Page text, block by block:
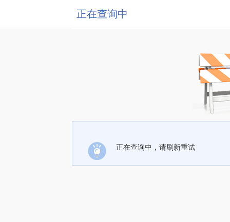
正在查询中
正在查询中，请刷新重试